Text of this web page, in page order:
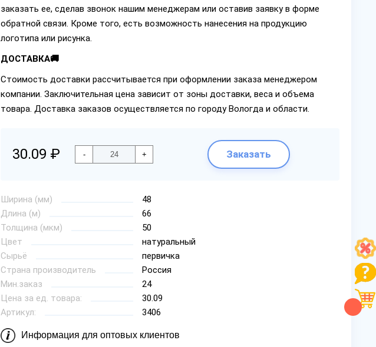
заказать ее, сделав звонок нашим менеджерам или оставив заявку в форме
обратной связи. Кроме того, есть возможность нанесения на продукцию
логотипа или рисунка.
ДОСТАВКА🚚
Стоимость доставки рассчитывается при оформлении заказа менеджером
компании. Заключительная цена зависит от зоны доставки, веса и объема
товара. Доставка заказов осуществляется по городу Вологда и области.
30.09 ₽ - + Заказать
Ширина (мм)
48
Длина (м)
66
Толщина (мкм)
50
Цвет
натуральный
Сырьё
первичка
Страна производитель
Россия
Мин.заказ
24
Цена за ед. товара:
30.09
Артикул:
3406
Информация для оптовых клиентов